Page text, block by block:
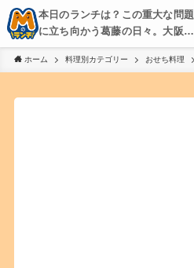
本日のランチは？この重大な問題
に立ち向かう葛藤の日々。大阪・
京都・神戸を中心とした食べ歩
き、飲み歩きを綴る。
ホーム 料理別カテゴリー おせち料理